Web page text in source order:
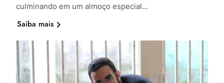
culminando em um almoço especial…
Saiba mais